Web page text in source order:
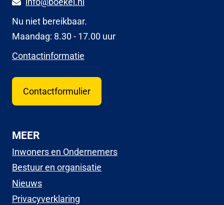
Nu niet bereikbaar.
Maandag: 8.30 - 17.00 uur
Contactinformatie
Contactformulier
MEER
Inwoners en Ondernemers
Bestuur en organisatie
Nieuws
Privacyverklaring